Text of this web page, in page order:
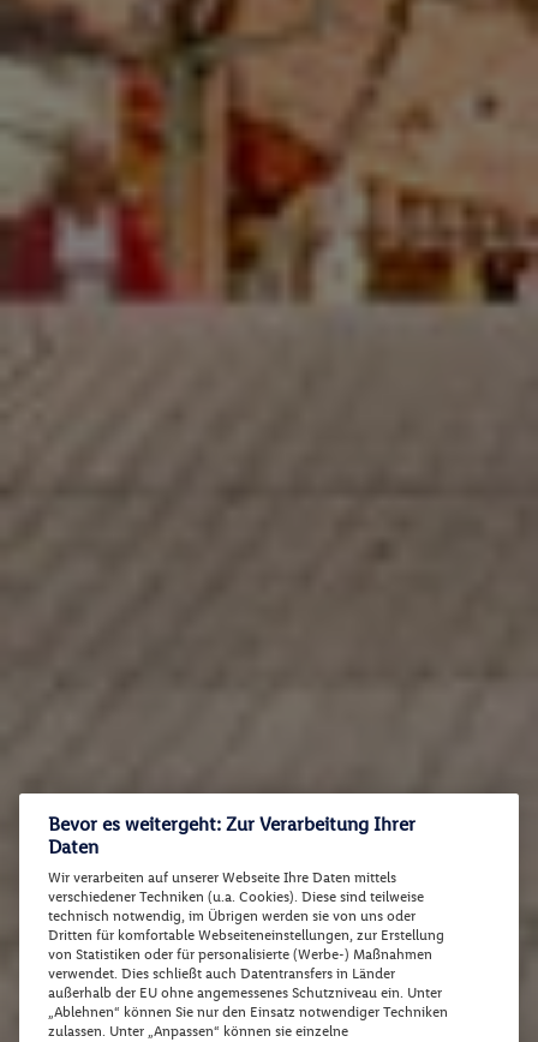
Bevor es weitergeht: Zur Verarbeitung Ihrer
Daten
Wir verarbeiten auf unserer Webseite Ihre Daten mittels
verschiedener Techniken (u.a. Cookies). Diese sind teilweise
technisch notwendig, im Übrigen werden sie von uns oder
Dritten für komfortable Webseiteneinstellungen, zur Erstellung
von Statistiken oder für personalisierte (Werbe-) Maßnahmen
verwendet. Dies schließt auch Datentransfers in Länder
außerhalb der EU ohne angemessenes Schutzniveau ein. Unter
„Ablehnen“ können Sie nur den Einsatz notwendiger Techniken
zulassen. Unter „Anpassen“ können sie einzelne